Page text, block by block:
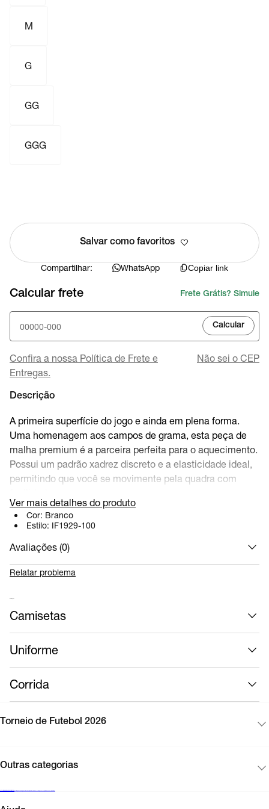
M
G
GG
GGG
Salvar como favoritos
Compartilhar: WhatsApp Copiar link
Calcular frete Frete Grátis? Simule
Calcular
Confira a nossa Política de Frete e
Entregas.
Não sei o CEP
Descrição
A primeira superfície do jogo e ainda em plena forma.
Uma homenagem aos campos de grama, esta peça de
malha premium é a parceira perfeita para o aquecimento.
Possui um padrão xadrez discreto e a elasticidade ideal,
permitindo que você se movimente pela quadra com
Ver mais detalhes do produto
Cor: Branco
Estilo: IF1929-100
Avaliações (0)
Relatar problema
Camisetas
Uniforme
Corrida
Torneio de Futebol 2026
Outras categorias